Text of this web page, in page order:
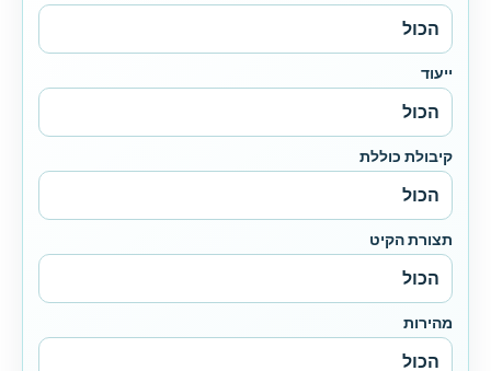
ייעוד
קיבולת כוללת
תצורת הקיט
מהירות